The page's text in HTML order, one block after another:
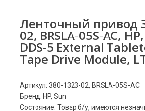
Ленточный привод
02, BRSLA-05S-AC,
DDS-5 External
Tape Drive Module,
Артикул: 380-1323-02, BRSLA-05S-AC
Бренд: HP, Sun
Состояние: Товар б/у, имеются